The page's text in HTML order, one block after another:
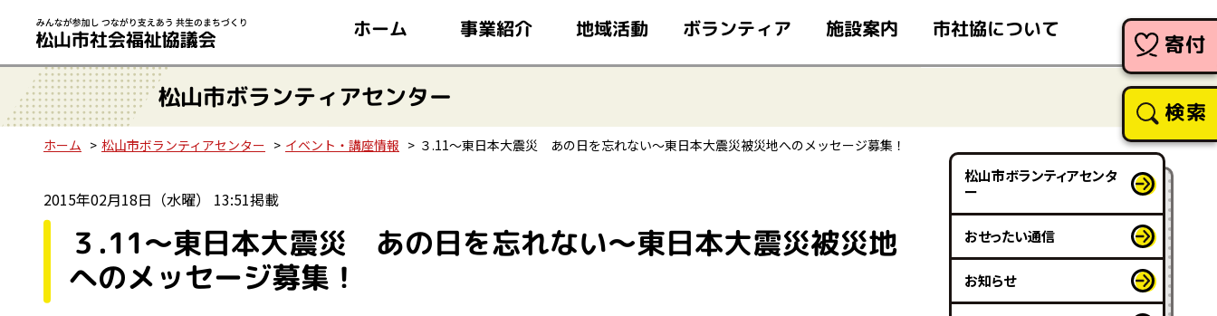
ホーム 事業紹介 地域活動 ボランティア 施設案内 市社協について
寄付
検索
松山市ボランティアセンター
ホーム 松山市ボランティアセンター イベント・講座情報 ３.11～東日本大震災 あの日を忘れない～東日本大震災被災地へのメッセージ募集！
2015年02月18日（水曜） 13:51掲載
３.11～東日本大震災 あの日を忘れない～東日本大震災被災地
へのメッセージ募集！
松山市ボランティアセンタ
ー
おせったい通信
お知らせ